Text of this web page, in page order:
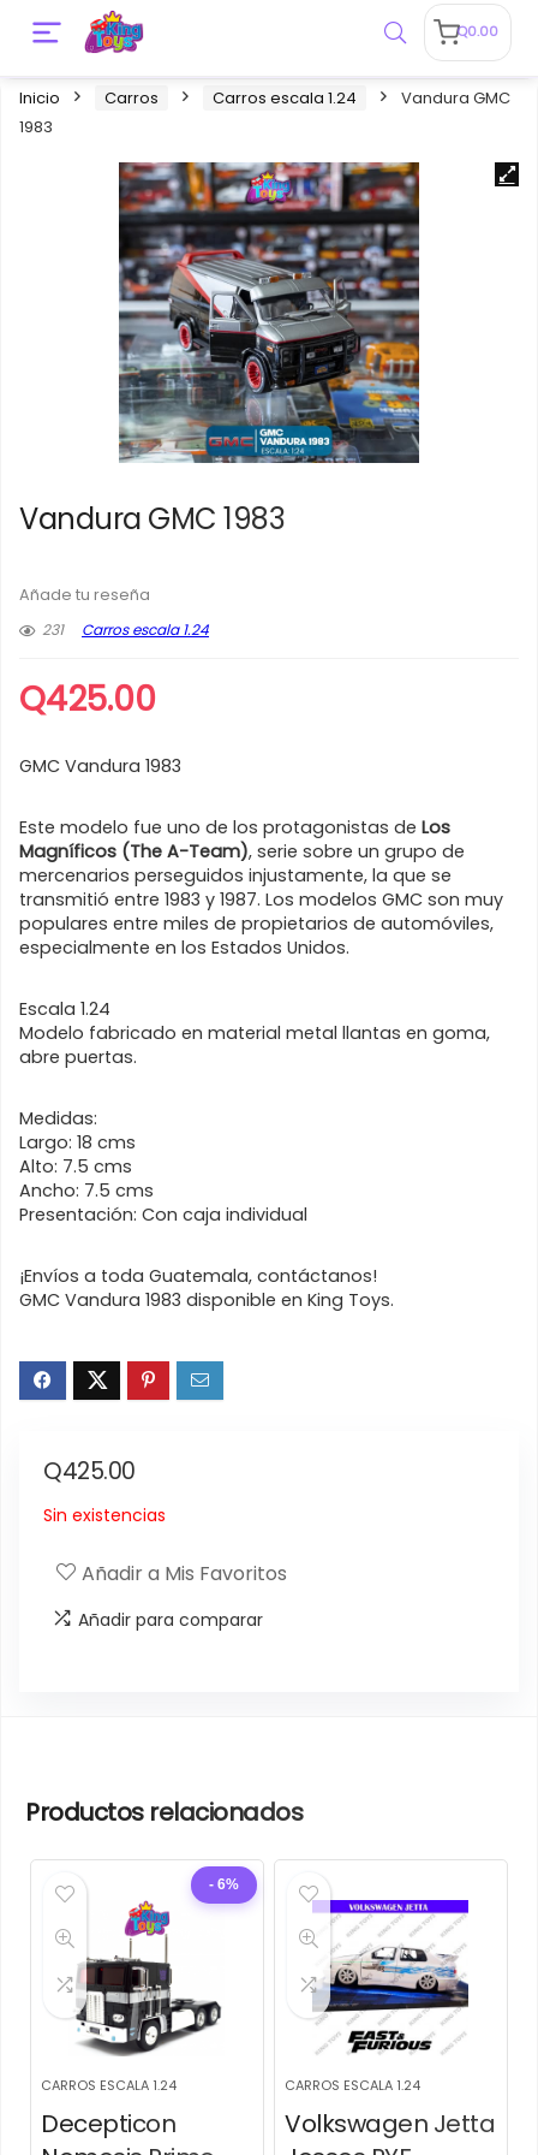
Q0.00
Inicio Carros Carros escala 1.24
Vandura GMC
1983
Vandura GMC 1983
Añade tu reseña
231
Carros escala 1.24
Q425.00
GMC Vandura 1983
Este modelo fue uno de los protagonistas de Los
Magníficos (The A-Team), serie sobre un grupo de
mercenarios perseguidos injustamente, la que se
transmitió entre 1983 y 1987. Los modelos GMC son muy
populares entre miles de propietarios de automóviles,
especialmente en los Estados Unidos.
Escala 1.24
Modelo fabricado en material metal llantas en goma,
abre puertas.
Medidas:
Largo: 18 cms
Alto: 7.5 cms
Ancho: 7.5 cms
Presentación: Con caja individual
¡Envíos a toda Guatemala, contáctanos!
GMC Vandura 1983 disponible en King Toys.
Q425.00
Sin existencias
Añadir a Mis Favoritos
Añadir para comparar
Productos relacionados
- 6%
CARROS ESCALA 1.24
Decepticon
CARROS ESCALA 1.24
Volkswagen Jetta